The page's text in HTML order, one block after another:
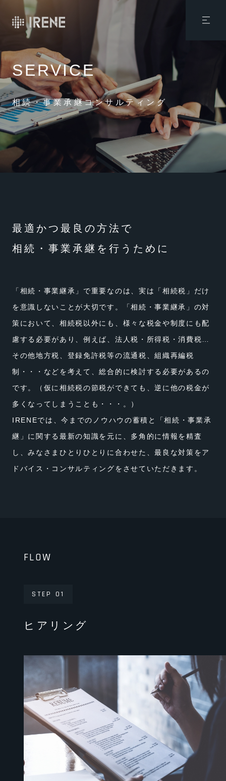
SERVICE
相続・事業承継コンサルティング
最適かつ最良の⽅法で
相続・事業承継を⾏うために
「相続・事業継承」で重要なのは、実は「相続税」だけ
を意識しないことが⼤切です。「相続・事業継承」の対
策において、相続税以外にも、様々な税⾦や制度にも配
慮する必要があり、例えば、法⼈税・所得税・消費税…
その他地⽅税、登録免許税等の流通税、組織再編税
制・・・などを考えて、総合的に検討する必要があるの
です。（仮に相続税の節税ができても、逆に他の税⾦が
多くなってしまうことも・・・。）
IRENEでは、今までのノウハウの蓄積と「相続・事業承
継」に関する最新の知識を元に、多⾓的に情報を精査
し、みなさまひとりひとりに合わせた、最良な対策をア
ドバイス・コンサルティングをさせていただきます。
FLOW
STEP 01
ヒアリング